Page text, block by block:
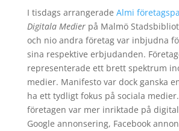
I tisdags arrangerade Almi
Digitala Medierpå Malmö
och nio andra företag var inbjudna
sina respektive erbjudanden.
representerade ett brett spektrum
medier. Manifesto var dock ganska
ha ett tydligt fokus på sociala
företagen var mer inriktade på
Google annonsering, Facebook